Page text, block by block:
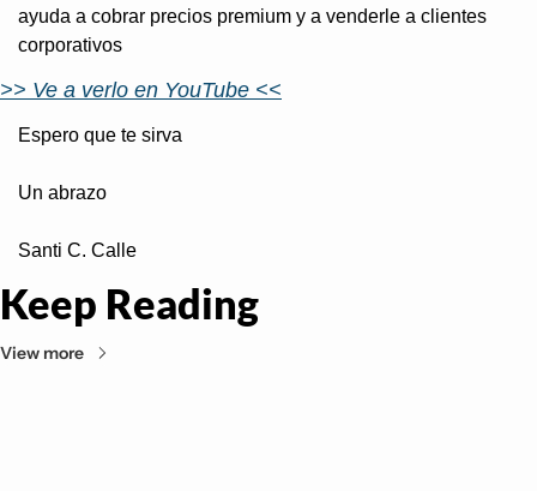
ayuda a cobrar precios premium y a venderle a clientes
corporativos
>> Ve a verlo en YouTube <<
Espero que te sirva
Un abrazo
Santi C. Calle
Keep Reading
View more